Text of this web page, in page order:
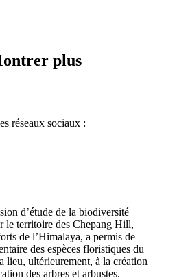
plus
réseaux sociaux :
d’étude de la biodiversité
le territoire des Chepang Hill,
de l’Himalaya, a permis de
des espèces floristiques du
lieu, ultérieurement, à la création
des arbres et arbustes.